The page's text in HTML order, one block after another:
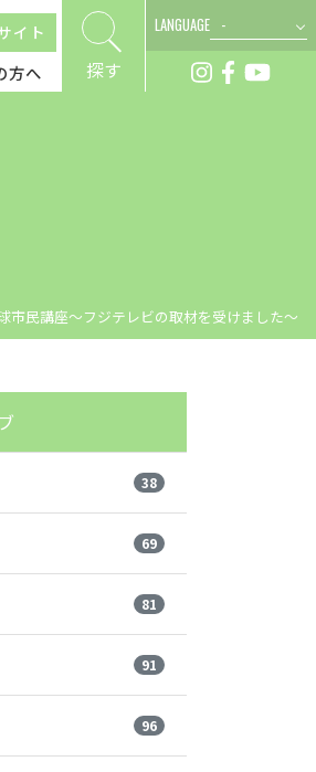
方へ
イト
探す
LANGUAGE
市民講座～フジテレビの取材を受けました～
38
69
81
91
96